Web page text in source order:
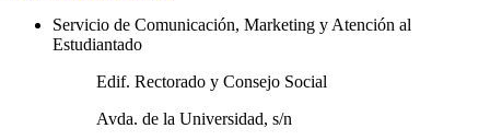
Servicio de Comunicación, Marketing y Atención al
Estudiantado
Edif. Rectorado y Consejo Social
Avda. de la Universidad, s/n